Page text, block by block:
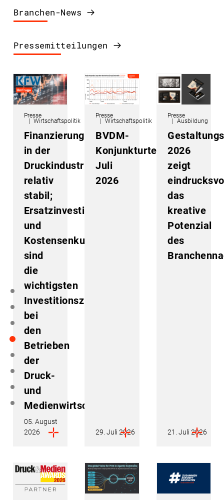
Branchen-News
Pressemitteilungen
Presse
Wirtschaftspolitik
Finanzierungsklima
in der
Druckindustrie
relativ
stabil;
Ersatzinvestitionen
und
Kostensenkung
sind
die
wichtigsten
Investitionsziele
bei
den
Betrieben
der
Druck-
und
Medienwirtschaft
05. August
2026
Presse
Wirtschaftspolitik
BVDM-
Konjunkturtelegramm
Juli
2026
29. Juli 2026
Presse
Ausbildung
2026
zeigt
das
kreative
Potenzial
des
21. Juli 2026